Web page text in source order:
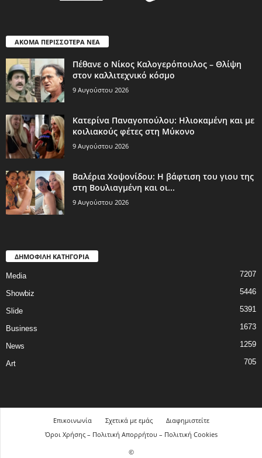
ΑΚΟΜΑ ΠΕΡΙΣΣΟΤΕΡΑ ΝΕΑ
Πέθανε ο Νίκος Καλογερόπουλος – Θλίψη
στον καλλιτεχνικό κόσμο
9 Αυγούστου 2026
Κατερίνα Παναγοπούλου: Ηλιοκαμένη και με
κοιλιακούς φέτες στη Μύκονο
9 Αυγούστου 2026
Βαλέρια Χοψονίδου: Η βάφτιση του γιου της
στη Βουλιαγμένη και οι...
9 Αυγούστου 2026
ΔΗΜΟΦΙΛΗ ΚΑΤΗΓΟΡΙΑ
Media 7207
Showbiz 5446
Slide 5391
Business 1673
News 1259
Art 705
Επικοινωνία Σχετικά με εμάς
Διαφημιστείτε
Όροι Χρήσης – Πολιτική Απορρήτου – Πολιτική Cookies
©